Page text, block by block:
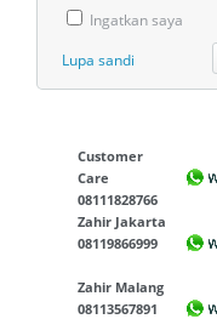
Ingatkan saya
Lupa sandi
Customer
Care
08111828766
Zahir Jakarta
08119866999
Zahir Malang
08113567891